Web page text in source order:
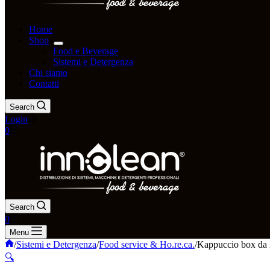
Home
Shop
Food e Beverage
Sistemi e Detergenza
Chi siamo
Contatti
Search
Login
Carrello
0
Search
Carrello
0
Menu
Home
/Sistemi e Detergenza/Food service & Ho.re.ca./Kappuccio box da
🔍